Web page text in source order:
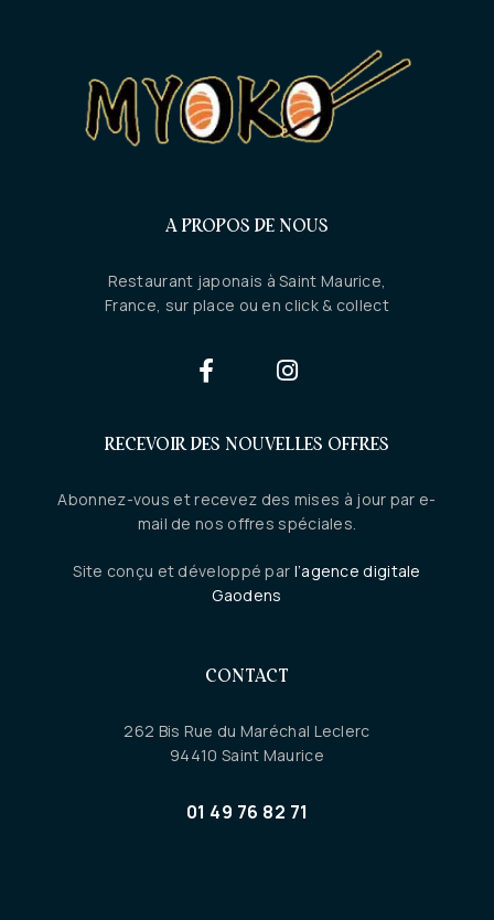
A PROPOS DE NOUS
Restaurant japonais à Saint Maurice,
France, sur place ou en click & collect
RECEVOIR DES NOUVELLES OFFRES
Abonnez-vous et recevez des mises à jour par e-
mail de nos offres spéciales.
Site conçu et développé par l’agence digitale
Gaodens
CONTACT
262 Bis Rue du Maréchal Leclerc
94410 Saint Maurice
01 49 76 82 71